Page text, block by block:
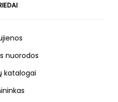
nuorodos
katalogai